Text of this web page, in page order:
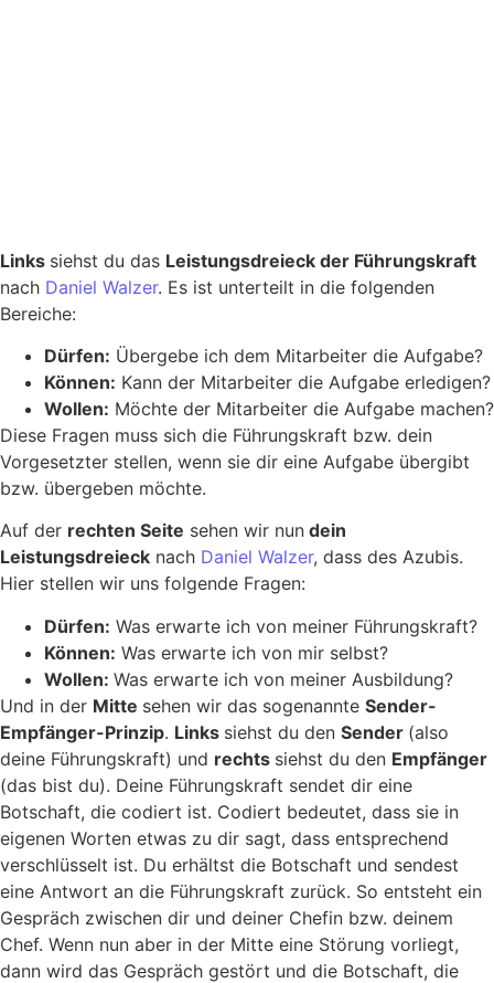
Links siehst du das Leistungsdreieck der Führungskraft
nach Daniel Walzer. Es ist unterteilt in die folgenden
Bereiche:
Dürfen: Übergebe ich dem Mitarbeiter die Aufgabe?
Können: Kann der Mitarbeiter die Aufgabe erledigen?
Wollen: Möchte der Mitarbeiter die Aufgabe machen?
Diese Fragen muss sich die Führungskraft bzw. dein
Vorgesetzter stellen, wenn sie dir eine Aufgabe übergibt
bzw. übergeben möchte.
Auf der rechten Seite sehen wir nun dein
Leistungsdreieck nach Daniel Walzer, dass des Azubis.
Hier stellen wir uns folgende Fragen:
Dürfen: Was erwarte ich von meiner Führungskraft?
Können: Was erwarte ich von mir selbst?
Wollen: Was erwarte ich von meiner Ausbildung?
Und in der Mitte sehen wir das sogenannte Sender-
Empfänger-Prinzip. Links siehst du den Sender (also
deine Führungskraft) und rechts siehst du den Empfänger
(das bist du). Deine Führungskraft sendet dir eine
Botschaft, die codiert ist. Codiert bedeutet, dass sie in
eigenen Worten etwas zu dir sagt, dass entsprechend
verschlüsselt ist. Du erhältst die Botschaft und sendest
eine Antwort an die Führungskraft zurück. So entsteht ein
Gespräch zwischen dir und deiner Chefin bzw. deinem
Chef. Wenn nun aber in der Mitte eine Störung vorliegt,
dann wird das Gespräch gestört und die Botschaft, die